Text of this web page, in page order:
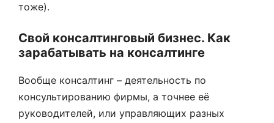
тоже).
Свой консалтинговый бизнес. Как
зарабатывать на консалтинге
Вообще консалтинг – деятельность по
консультированию фирмы, а точнее её
руководителей, или управляющих разных